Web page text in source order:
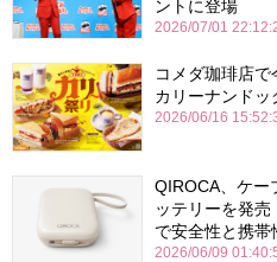
ントに登場
2026/07/01
コメダ珈琲店
カリーナンド
2026/06/16
QIROCA、ケー
ッテリーを発
で安全性と携帯
2026/06/09